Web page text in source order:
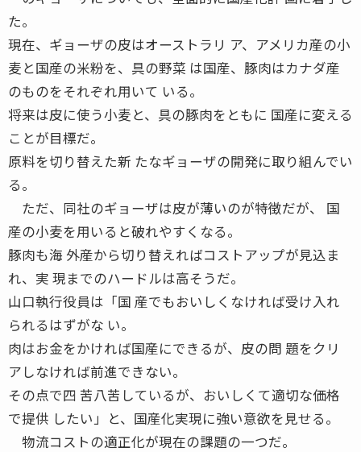
た。
現在、ギョーザの皮はオーストラリ ア、アメリカ産の小
麦と国産の米粉を、具の野菜 は国産、豚肉はカナダ産
のものをそれぞれ用いて いる。
将来は皮に使う小麦と、具の豚肉をともに 国産に変える
ことが目標だ。
原料を切り替えた新 たなギョーザの開発に取り組んでい
る。
ただ、同社のギョーザは皮が薄いのが特徴だが、 国
産の小麦を用いると破れやすくなる。
豚肉も海 外産から切り替えればコストアップが見込ま
れ、実 現までのハードルは高そうだ。
山口執行役員は「国 産でもおいしくなければ受け入れ
られるはずがな い。
肉はお金をかければ国産にできるが、皮の問 題をクリ
アしなければ前進できない。
その点で四 苦八苦しているが、おいしくて適切な価格
で提供 したい」と、国産化実現に強い意欲を見せる。
物流コストの適正化が現在の課題の一つだ。